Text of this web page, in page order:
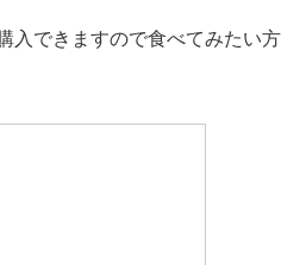
入できますので食べてみたい方